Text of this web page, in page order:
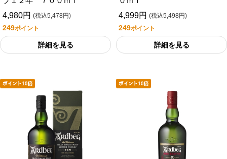
4,980円 (税込5,478円)
249ポイント
詳細を見る
4,999円 (税込5,498円)
249ポイント
詳細を見る